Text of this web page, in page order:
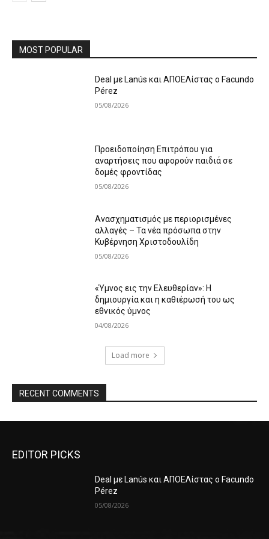
MOST POPULAR
Deal με Lanús και ΑΠΟΕΛίστας ο Facundo
Pérez
05/08/2026
Προειδοποίηση Επιτρόπου για
αναρτήσεις που αφορούν παιδιά σε
δομές φροντίδας
05/08/2026
Ανασχηματισμός με περιορισμένες
αλλαγές – Τα νέα πρόσωπα στην
Κυβέρνηση Χριστοδουλίδη
05/08/2026
«Ύμνος εις την Ελευθερίαν»: Η
δημιουργία και η καθιέρωσή του ως
εθνικός ύμνος
04/08/2026
Load more
RECENT COMMENTS
EDITOR PICKS
Deal με Lanús και ΑΠΟΕΛίστας ο Facundo
Pérez
05/08/2026